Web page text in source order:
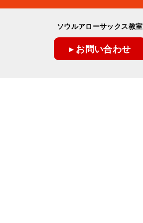
ソウルアローサックス教室
▸ お問い合わせ